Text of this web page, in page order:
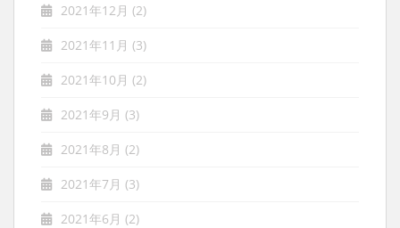
2021年12月 (2)
2021年11月 (3)
2021年10月 (2)
2021年9月 (3)
2021年8月 (2)
2021年7月 (3)
2021年6月 (2)